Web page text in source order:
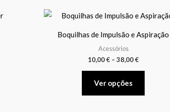
Boquilhas de Impulsão e Aspiração
Acessórios
10,00€ – 38,00€
Price
range:
through
Ver opções
This
has
options